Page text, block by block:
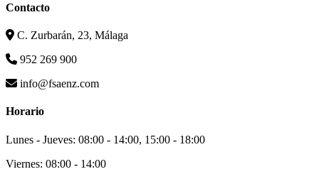
Contacto
C. Zurbarán, 23, Málaga
952 269 900
info@fsaenz.com
Horario
Lunes - Jueves: 08:00 - 14:00, 15:00 - 18:00
Viernes: 08:00 - 14:00